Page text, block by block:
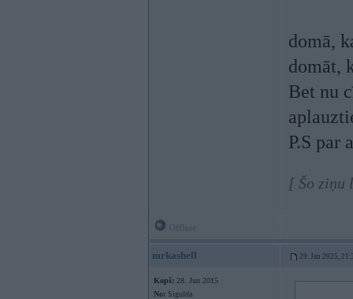
domā,
domāt,
Bet nu
P.S par
[ Šo ziņu
mrkashell 29. Jan 2025,
Kopš: 28. Jun 2015
No: Sigulda